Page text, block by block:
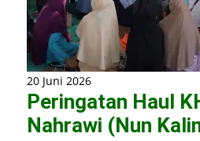
20 Juni 2026
Peringatan Haul
Nahrawi (Nun